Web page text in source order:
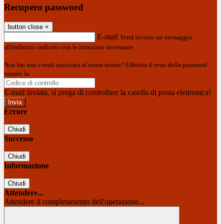
Recupero password
button close ×
E-mail Verrà inviato un messaggio
all'indirizzo indicato con le istruzioni necessarie.
Non hai una e-mail associata al nome utente? Effettua il reset della password
tramite la
E-mail inviata, si prega di controllare la casella di posta elettronica!
Errore
Chiudi
Successo
Chiudi
Informazione
Chiudi
Attendere...
Attendere il completamento dell'operazione...